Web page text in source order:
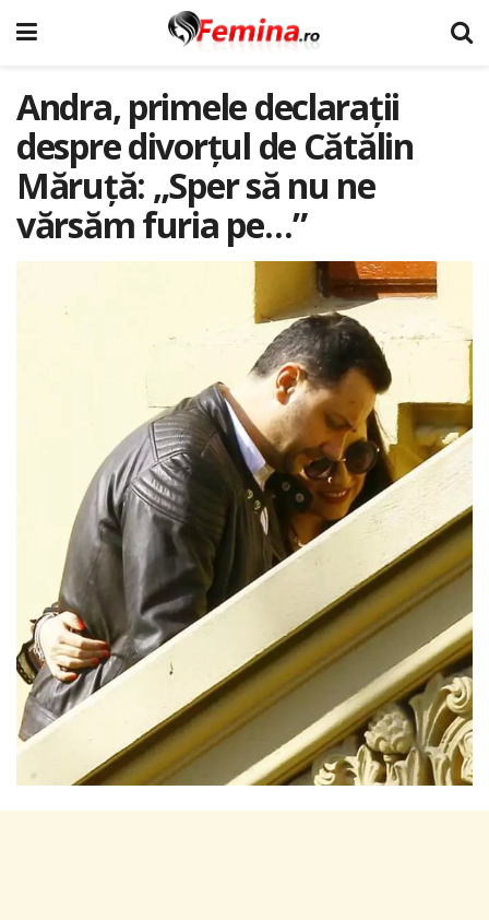
Andra, primele declarații
despre divorțul de Cătălin
Măruță: „Sper să nu ne
vărsăm furia pe…”